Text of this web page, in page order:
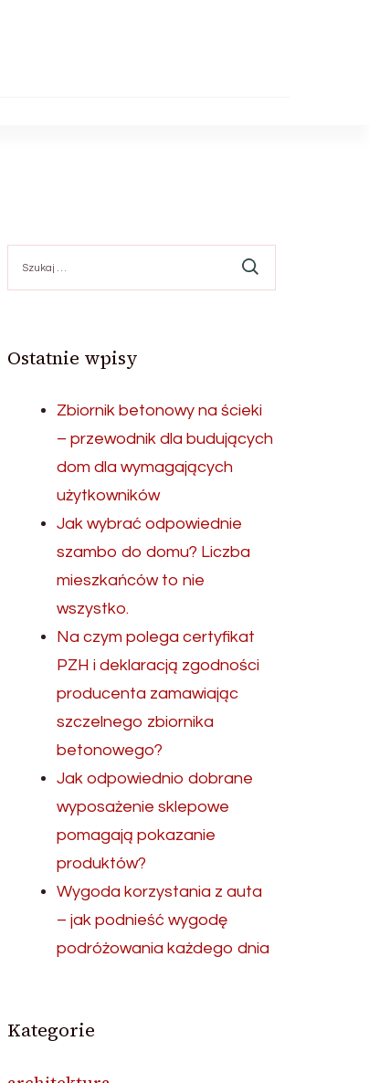
Ostatnie wpisy
Zbiornik betonowy na ścieki
– przewodnik dla budujących
dom dla wymagających
użytkowników
Jak wybrać odpowiednie
szambo do domu? Liczba
mieszkańców to nie
wszystko.
Na czym polega certyfikat
PZH i deklaracją zgodności
producenta zamawiając
szczelnego zbiornika
betonowego?
Jak odpowiednio dobrane
wyposażenie sklepowe
pomagają pokazanie
produktów?
Wygoda korzystania z auta
– jak podnieść wygodę
podróżowania każdego dnia
Kategorie